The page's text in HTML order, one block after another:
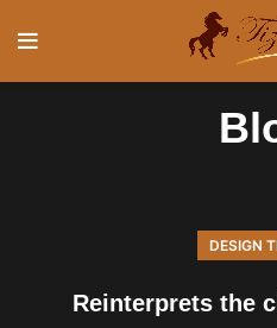
DESIGN
Reinterprets the